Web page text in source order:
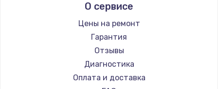
Thunderobot
Hisense
АОС
Ardor
Machenike
iru
О сервисе
Цены на ремонт
Гарантия
Отзывы
Диагностика
Оплата и доставка